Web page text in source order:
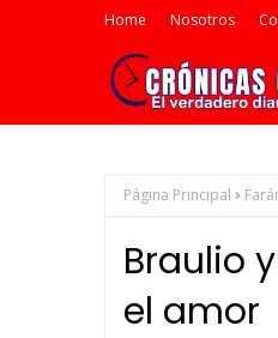
Home Nosotros
Página Principal
Braulio
el amor